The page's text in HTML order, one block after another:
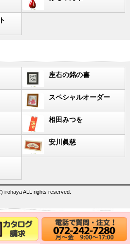
座右の銘の書
スペシャルオーダー
相田みつを
安川眞慈
irohaya ALL rights reserved.